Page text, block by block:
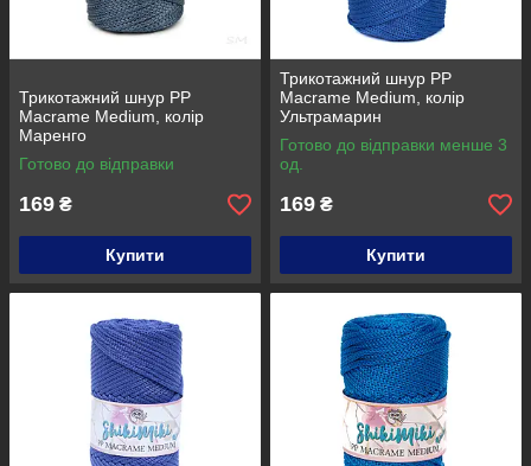
Трикотажний шнур PP
Macrame Medium, колір
Маренго
Готово до відправки
169 ₴
Купити
Трикотажний шнур PP
Macrame Medium, колір
Ультрамарин
Готово до відправки менше 3
од.
169 ₴
Купити